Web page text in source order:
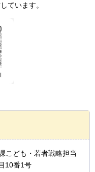
ています。
こども・若者戦略担当
10番1号